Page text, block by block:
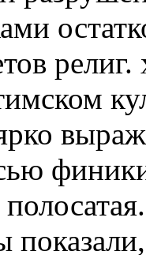
религ.